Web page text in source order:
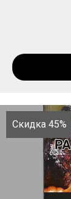
Скидка 45%